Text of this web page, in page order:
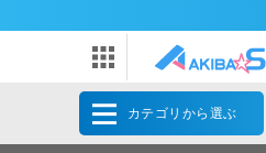
カテゴリから選ぶ